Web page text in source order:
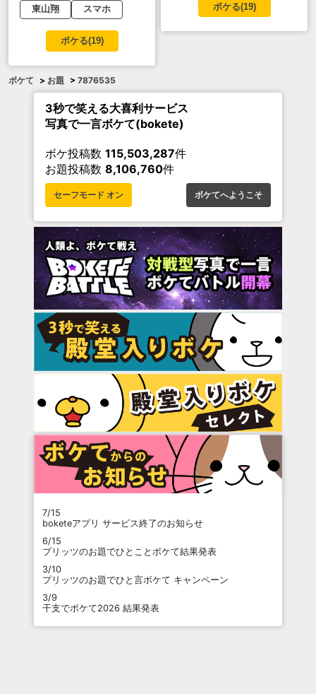
東山翔 スマホ
ボケる(19)
ボケる(19)
ボケて > お題 > 7876535
3秒で笑える大喜利サービス
写真で一言ボケて(bokete)
ボケ投稿数 115,503,287件
お題投稿数 8,106,760件
セーフモード オン ボケてへようこそ
7/15
boketeアプリ サービス終了のお知らせ
6/15
プリッツのお題でひとことボケて結果発表
3/10
プリッツのお題でひと言ボケて キャンペーン
3/9
干支でボケて2026 結果発表